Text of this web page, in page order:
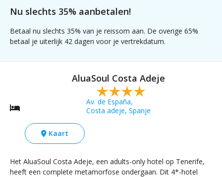
Nu slechts 35% aanbetalen!
Betaal nu slechts 35% van je reissom aan. De overige 65%
betaal je uiterlijk 42 dagen voor je vertrekdatum.
AluaSoul Costa Adeje
Av. de España,
Costa adeje, Spanje
Kaart
Het AluaSoul Costa Adeje, een adults-only hotel op Tenerife,
heeft een complete metamorfose ondergaan. Dit 4*-hotel